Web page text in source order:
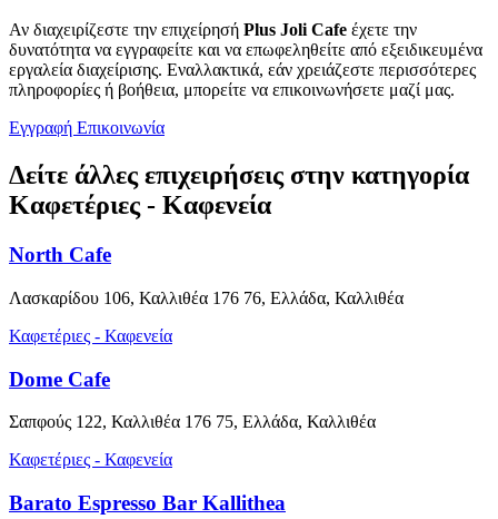
Αν διαχειρίζεστε την επιχείρησή Plus Joli Cafe έχετε την
δυνατότητα να εγγραφείτε και να επωφεληθείτε από εξειδικευμένα
εργαλεία διαχείρισης. Εναλλακτικά, εάν χρειάζεστε περισσότερες
πληροφορίες ή βοήθεια, μπορείτε να επικοινωνήσετε μαζί μας.
Εγγραφή Επικοινωνία
Δείτε άλλες επιχειρήσεις στην κατηγορία
Καφετέριες - Καφενεία
North Cafe
Λασκαρίδου 106, Καλλιθέα 176 76, Ελλάδα, Καλλιθέα
Καφετέριες - Καφενεία
Dome Cafe
Σαπφούς 122, Καλλιθέα 176 75, Ελλάδα, Καλλιθέα
Καφετέριες - Καφενεία
Barato Espresso Bar Kallithea